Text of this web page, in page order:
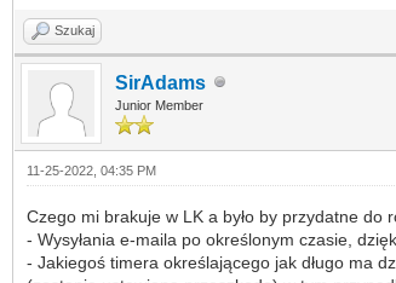
Szukaj
SirAdams
Junior Member
11-25-2022, 04:35 PM
Czego mi brakuje w LK a było by przydatne do
- Wysyłania e-maila po określonym czasie,
- Jakiegoś timera określającego jak długo ma